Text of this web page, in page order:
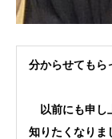
分からせてもら
以前にも申し
知りたくなりま